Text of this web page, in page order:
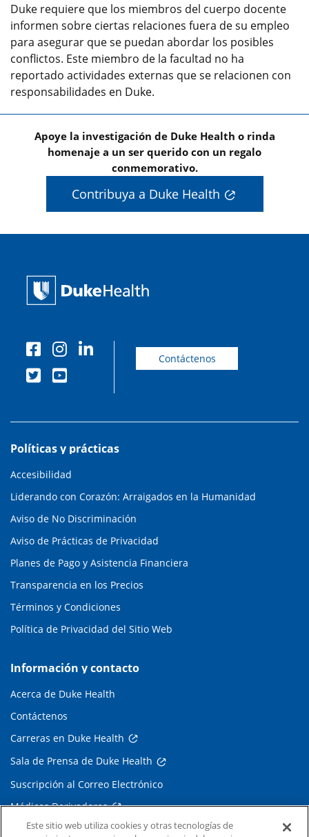
Duke requiere que los miembros del cuerpo docente
informen sobre ciertas relaciones fuera de su empleo
para asegurar que se puedan abordar los posibles
conflictos. Este miembro de la facultad no ha
reportado actividades externas que se relacionen con
responsabilidades en Duke.
Apoye la investigación de Duke Health o rinda
homenaje a un ser querido con un regalo
conmemorativo.
Contribuya a Duke Health
Contáctenos
Políticas y prácticas
Accesibilidad
Liderando con Corazón: Arraigados en la Humanidad
Aviso de No Discriminación
Aviso de Prácticas de Privacidad
Planes de Pago y Asistencia Financiera
Transparencia en los Precios
Términos y Condiciones
Política de Privacidad del Sitio Web
Información y contacto
Acerca de Duke Health
Contáctenos
Carreras en Duke Health
Sala de Prensa de Duke Health
Suscripción al Correo Electrónico
Médicos Derivadores
Este sitio web utiliza cookies y otras tecnologías de